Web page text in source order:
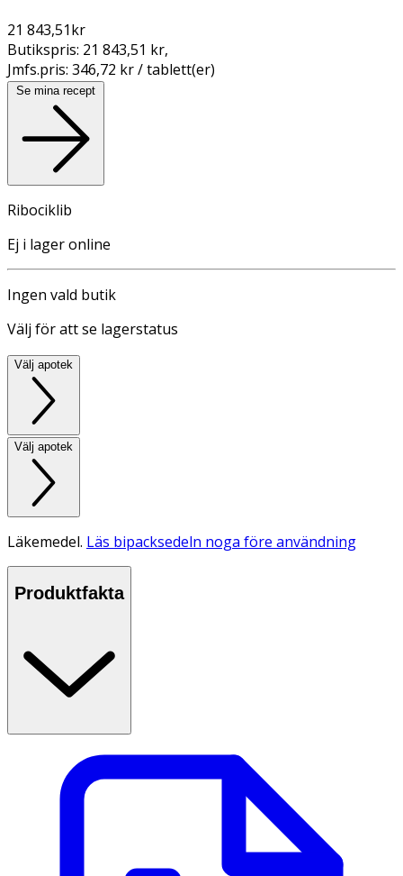
21 843,51kr
Butikspris: 21 843,51 kr,
Jmfs.pris: 346,72 kr / tablett(er)
Se mina recept
Ribociklib
Ej i lager online
Ingen vald butik
Välj för att se lagerstatus
Välj apotek
Välj apotek
Läkemedel. Läs bipacksedeln noga före användning
Produktfakta